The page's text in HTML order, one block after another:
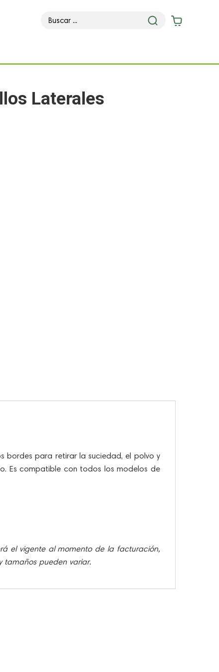
Laterales
bordes para retirar la suciedad, el polvo y
Es compatible con todos los modelos de
el vigente al momento de la facturación,
tamaños pueden variar.